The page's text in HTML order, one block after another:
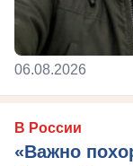
06.08.2026
В России
«Важно